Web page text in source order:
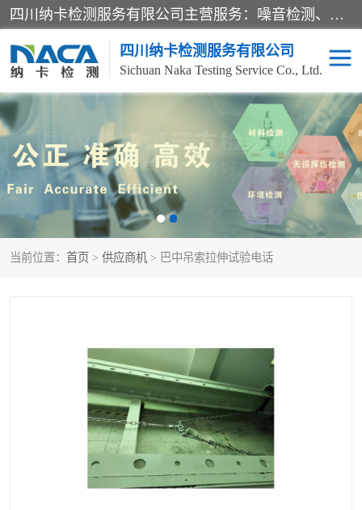
四川纳卡检测服务有限公司主营服务：噪音检测、灯光检测、防护网检测、磁性检测、无损检测、燃烧等级检测；本着严谨、规范的态度严格执行国家现行标准、规范及规程，奉行“科学公正、准确、持续改进、诚信服务”的企业价值和“科学、信誉、服务”的企业宗旨，竭诚为广大客户服务。
四川纳卡检测服务有限公司
Sichuan Naka Testing Service Co., Ltd.
当前位置： 首页 > 供应商机 > 巴中吊索拉伸试验电话
噪音检测 灯光检测
防护网检测 磁性检测
无损检测 燃烧等级检测
可靠性检测 产品检测